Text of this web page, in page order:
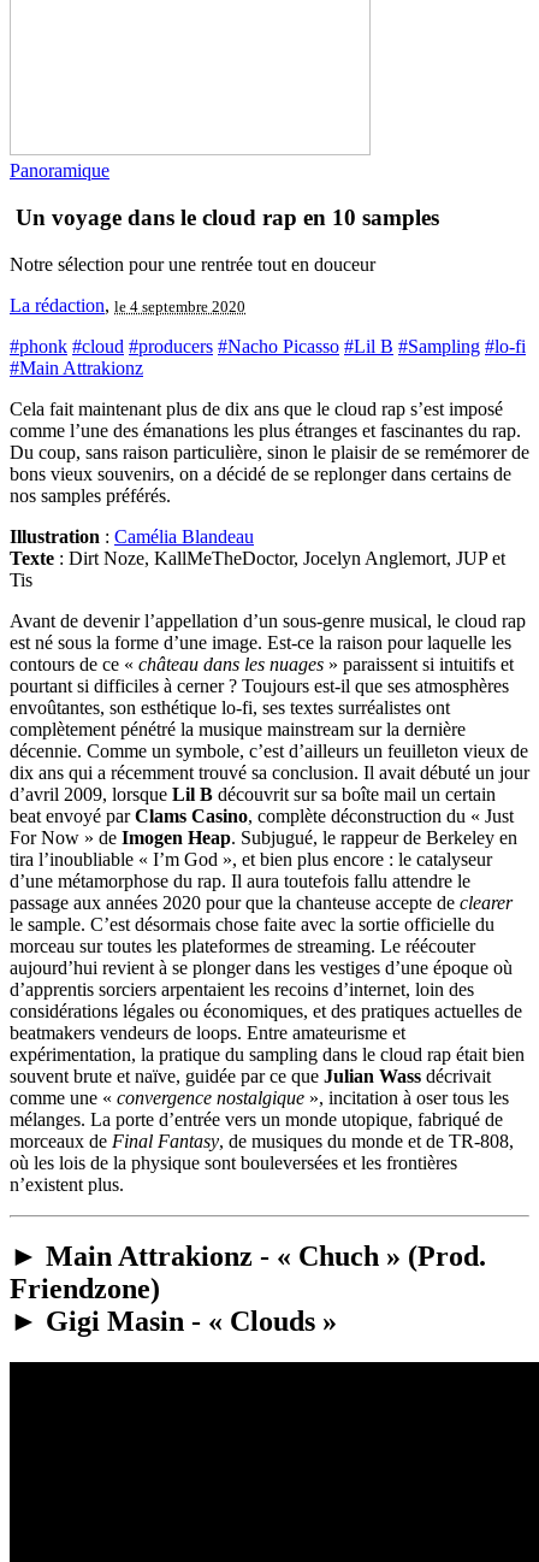
Panoramique
Un voyage dans le cloud rap en 10 samples
Notre sélection pour une rentrée tout en douceur
La rédaction, le 4 septembre 2020
#phonk #cloud #producers #Nacho Picasso #Lil B #Sampling #lo-fi
#Main Attrakionz
Cela fait maintenant plus de dix ans que le cloud rap s’est imposé
comme l’une des émanations les plus étranges et fascinantes du rap.
Du coup, sans raison particulière, sinon le plaisir de se remémorer de
bons vieux souvenirs, on a décidé de se replonger dans certains de
nos samples préférés.
Illustration : Camélia Blandeau
Texte : Dirt Noze, KallMeTheDoctor, Jocelyn Anglemort, JUP et
Tis
Avant de devenir l’appellation d’un sous-genre musical, le cloud rap
est né sous la forme d’une image. Est-ce la raison pour laquelle les
contours de ce « château dans les nuages » paraissent si intuitifs et
pourtant si difficiles à cerner ? Toujours est-il que ses atmosphères
envoûtantes, son esthétique lo-fi, ses textes surréalistes ont
complètement pénétré la musique mainstream sur la dernière
décennie. Comme un symbole, c’est d’ailleurs un feuilleton vieux de
dix ans qui a récemment trouvé sa conclusion. Il avait débuté un jour
d’avril 2009, lorsque Lil B découvrit sur sa boîte mail un certain
beat envoyé parClams Casino, complète déconstruction du « Just
For Now » de Imogen Heap. Subjugué, le rappeur de Berkeley en
tira l’inoubliable « I’m God », et bien plus encore : le catalyseur
d’une métamorphose du rap. Il aura toutefois fallu attendre le
passage aux années 2020 pour que la chanteuse accepte de clearer
le sample. C’est désormais chose faite avec la sortie officielle du
morceau sur toutes les plateformes de streaming. Le réécouter
aujourd’hui revient à se plonger dans les vestiges d’une époque où
d’apprentis sorciers arpentaient les recoins d’internet, loin des
considérations légales ou économiques, et des pratiques actuelles de
beatmakers vendeurs de loops. Entre amateurisme et
expérimentation, la pratique du sampling dans le cloud rap était bien
souvent brute et naïve, guidée par ce que Julian Wass décrivait
comme une « convergence nostalgique », incitation à oser tous les
mélanges. La porte d’entrée vers un monde utopique, fabriqué de
morceaux de Final Fantasy, de musiques du monde et de TR-808,
où les lois de la physique sont bouleversées et les frontières
n’existent plus.
► Main Attrakionz - « Chuch » (Prod.
Friendzone)
► Gigi Masin - « Clouds »